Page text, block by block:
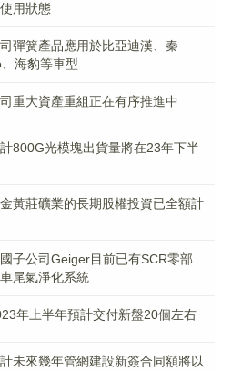
用狀態
彈簧產品應用於比亞迪漢、秦
海豹等車型
重大資產重組正在有序推進中
800G光模塊出貨量將在23年下半
黃莊礦業的長期股權投資已全額計
子公司Geiger目前已有SCR零部
尾氣淨化系統
年上半年預計交付新盤20個左右
未來幾年管網建設新簽合同額將以